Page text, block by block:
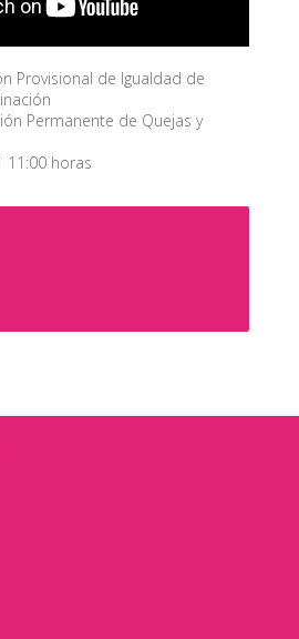
Provisional de Igualdad de
Permanente de Quejas y
11:00 horas